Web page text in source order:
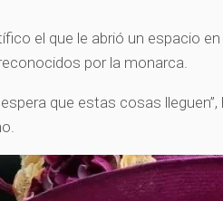
el que le abrió un espacio
por la monarca.
que estas cosas